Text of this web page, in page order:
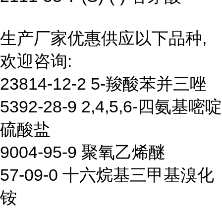
生产厂家优惠供应以下品种,
欢迎咨询:
23814-12-2 5-羧酸苯并三唑
5392-28-9 2,4,5,6-四氨基嘧啶
硫酸盐
9004-95-9 聚氧乙烯醚
57-09-0 十六烷基三甲基溴化
铵